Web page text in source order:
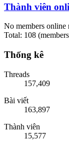
Thành viên
No members online
Total: 108
Thống kê
Threads
157,409
Bài viết
163,897
Thành viên
15,577